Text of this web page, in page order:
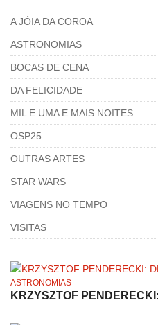
A JÓIA DA COROA
ASTRONOMIAS
BOCAS DE CENA
DA FELICIDADE
MIL E UMA E MAIS NOITES
OSP25
OUTRAS ARTES
STAR WARS
VIAGENS NO TEMPO
VISITAS
ASTRONOMIAS
KRZYSZTOF